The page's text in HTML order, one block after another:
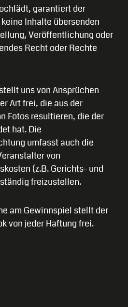
garantiert der
Inhalte übersenden
Veröffentlichung oder
Recht oder Rechte
uns von Ansprüchen
Art frei, die aus der
Fotos resultieren, die der
hat. Die
umfasst auch die
von
(z.B. Gerichts- und
freizustellen.
am Gewinnspiel stellt der
von jeder Haftung frei.